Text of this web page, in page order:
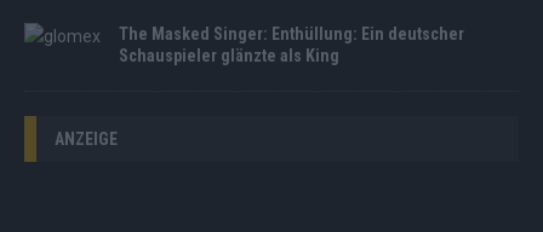
The Masked Singer: Enthüllung: Ein deutscher
Schauspieler glänzte als King
ANZEIGE